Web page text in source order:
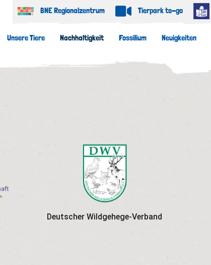
Unsere Tiere Nachhaltigkeit Fossilium Neuigkeiten
BNE Regionalzentrum Tierpark to-go
Deutscher Wildgehege-Verband